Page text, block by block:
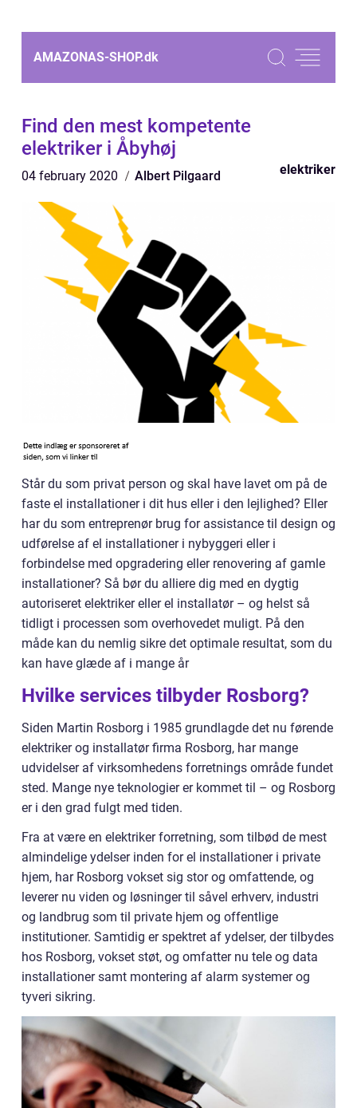
AMAZONAS-SHOP.dk
Find den mest kompetente
elektriker i Åbyhøj
04 february 2020 Albert Pilgaard elektriker
Står du som privat person og skal have lavet om på de
faste el installationer i dit hus eller i den lejlighed? Eller
har du som entreprenør brug for assistance til design og
udførelse af el installationer i nybyggeri eller i
forbindelse med opgradering eller renovering af gamle
installationer? Så bør du alliere dig med en dygtig
autoriseret elektriker eller el installatør – og helst så
tidligt i processen som overhovedet muligt. På den
måde kan du nemlig sikre det optimale resultat, som du
kan have glæde af i mange år
Hvilke services tilbyder Rosborg?
Siden Martin Rosborg i 1985 grundlagde det nu førende
elektriker og installatør firma Rosborg, har mange
udvidelser af virksomhedens forretnings område fundet
sted. Mange nye teknologier er kommet til – og Rosborg
er i den grad fulgt med tiden.
Fra at være en elektriker forretning, som tilbød de mest
almindelige ydelser inden for el installationer i private
hjem, har Rosborg vokset sig stor og omfattende, og
leverer nu viden og løsninger til såvel erhverv, industri
og landbrug som til private hjem og offentlige
institutioner. Samtidig er spektret af ydelser, der tilbydes
hos Rosborg, vokset støt, og omfatter nu tele og data
installationer samt montering af alarm systemer og
tyveri sikring.